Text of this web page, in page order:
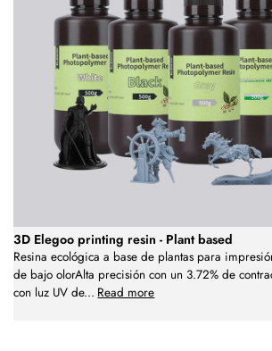
3D Elegoo printing resin - Plant based
Resina ecológica a base de plantas para
de bajo olorAlta precisión con un 3.72% de
con luz UV de... Read more